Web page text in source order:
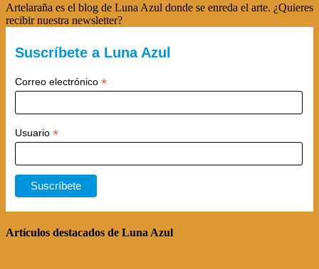
Artelaraña es el blog de Luna Azul donde se enreda el arte. ¿Quieres
recibir nuestra newsletter?
Suscríbete a Luna Azul
Correo electrónico *
Usuario *
Artículos destacados de Luna Azul